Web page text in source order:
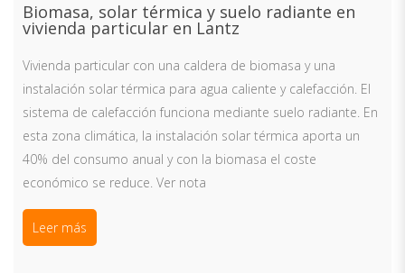
Biomasa, solar térmica y suelo radiante en
vivienda particular en Lantz
Vivienda particular con una caldera de biomasa y una
instalación solar térmica para agua caliente y calefacción. El
sistema de calefacción funciona mediante suelo radiante. En
esta zona climática, la instalación solar térmica aporta un
40% del consumo anual y con la biomasa el coste
económico se reduce. Ver nota
Leer más